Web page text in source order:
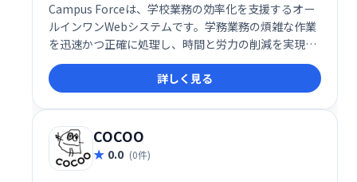
Campus Forceは、学校業務の効率化を支援するオー
ルインワンWebシステムです。学務業務の煩雑な作業
を迅速かつ正確に処理し、時間と労力の削減を実現し
ます。主要ブラウザ対応で、クライアントPCへのイン
ストールは不要。スムーズな学校運営をサポートしま
す。
詳しく見る
COCOO
0.0 (0件)